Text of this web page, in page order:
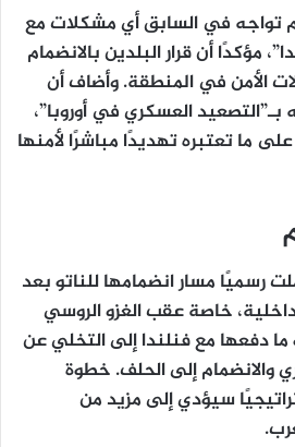
تواجه في السابق أي مشكلات مع
مؤكدًا أن قرار البلدين بالانضمام
الأمن في المنطقة. وأضاف أن
العسكري في أوروبا”،
ما تعتبره تهديدًا مباشرًا لأمنها
رسميًا مسار انضمامها للناتو بعد
خاصة عقب الغزو الروسي
عام 2022، وهو ما دفعها مع فنلندا إلى التخلي عن
والانضمام إلى الحلف. خطوة
سيؤدي إلى مزيد من